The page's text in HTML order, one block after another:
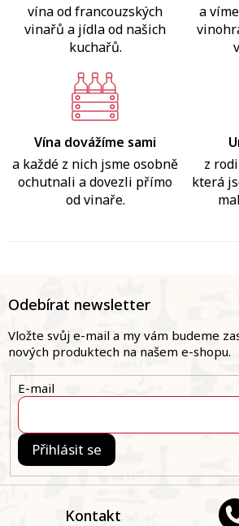
vína od francouzských
vinařů a jídla od našich
kuchařů.
a
Vína dovážíme sami
a každé z nich jsme osobně
ochutnali a dovezli přímo
od vinaře.
z
která
a
Kontakt
Odebírat newsletter
Vložte svůj e-mail a my vám budeme
nových produktech na našem e-shopu.
E-mail
Přihlásit se